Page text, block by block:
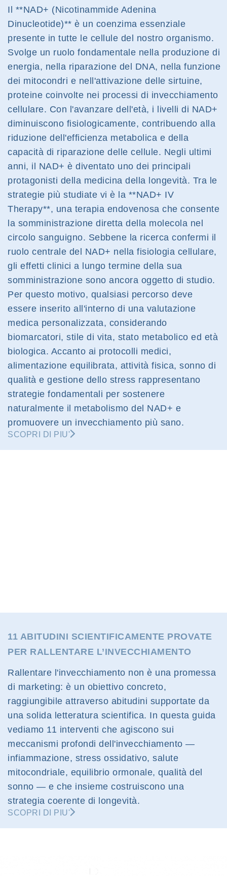
Il **NAD+ (Nicotinammide Adenina
Dinucleotide)** è un coenzima essenziale
presente in tutte le cellule del nostro organismo.
Svolge un ruolo fondamentale nella produzione di
energia, nella riparazione del DNA, nella funzione
dei mitocondri e nell'attivazione delle sirtuine,
proteine coinvolte nei processi di invecchiamento
cellulare. Con l'avanzare dell'età, i livelli di NAD+
diminuiscono fisiologicamente, contribuendo alla
riduzione dell'efficienza metabolica e della
capacità di riparazione delle cellule. Negli ultimi
anni, il NAD+ è diventato uno dei principali
protagonisti della medicina della longevità. Tra le
strategie più studiate vi è la **NAD+ IV
Therapy**, una terapia endovenosa che consente
la somministrazione diretta della molecola nel
circolo sanguigno. Sebbene la ricerca confermi il
ruolo centrale del NAD+ nella fisiologia cellulare,
gli effetti clinici a lungo termine della sua
somministrazione sono ancora oggetto di studio.
Per questo motivo, qualsiasi percorso deve
essere inserito all'interno di una valutazione
medica personalizzata, considerando
biomarcatori, stile di vita, stato metabolico ed età
biologica. Accanto ai protocolli medici,
alimentazione equilibrata, attività fisica, sonno di
qualità e gestione dello stress rappresentano
strategie fondamentali per sostenere
naturalmente il metabolismo del NAD+ e
promuovere un invecchiamento più sano.
SCOPRI DI PIU'
11 ABITUDINI SCIENTIFICAMENTE PROVATE
PER RALLENTARE L’INVECCHIAMENTO
Rallentare l'invecchiamento non è una promessa
di marketing: è un obiettivo concreto,
raggiungibile attraverso abitudini supportate da
una solida letteratura scientifica. In questa guida
vediamo 11 interventi che agiscono sui
meccanismi profondi dell'invecchiamento —
infiammazione, stress ossidativo, salute
mitocondriale, equilibrio ormonale, qualità del
sonno — e che insieme costruiscono una
strategia coerente di longevità.
SCOPRI DI PIU'